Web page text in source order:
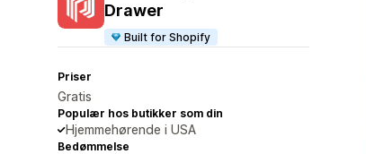
Drawer
Built for Shopify
Priser
Gratis
Populær hos butikker som din
Hjemmehørende i USA
Bedømmelse